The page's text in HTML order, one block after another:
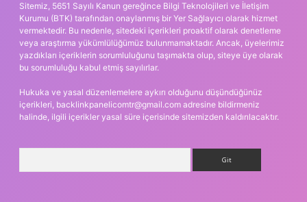
Sitemiz, 5651 Sayılı Kanun gereğince Bilgi Teknolojileri ve İletişim
Kurumu (BTK) tarafından onaylanmış bir Yer Sağlayıcı olarak hizmet
vermektedir. Bu nedenle, sitedeki içerikleri proaktif olarak denetleme
veya araştırma yükümlülüğümüz bulunmamaktadır. Ancak, üyelerimiz
yazdıkları içeriklerin sorumluluğunu taşımakta olup, siteye üye olarak
bu sorumluluğu kabul etmiş sayılırlar.
Hukuka ve yasal düzenlemelere aykırı olduğunu düşündüğünüz
içerikleri, backlinkpanelicomtr@gmail.com adresine bildirmeniz
halinde, ilgili içerikler yasal süre içerisinde sitemizden kaldırılacaktır.